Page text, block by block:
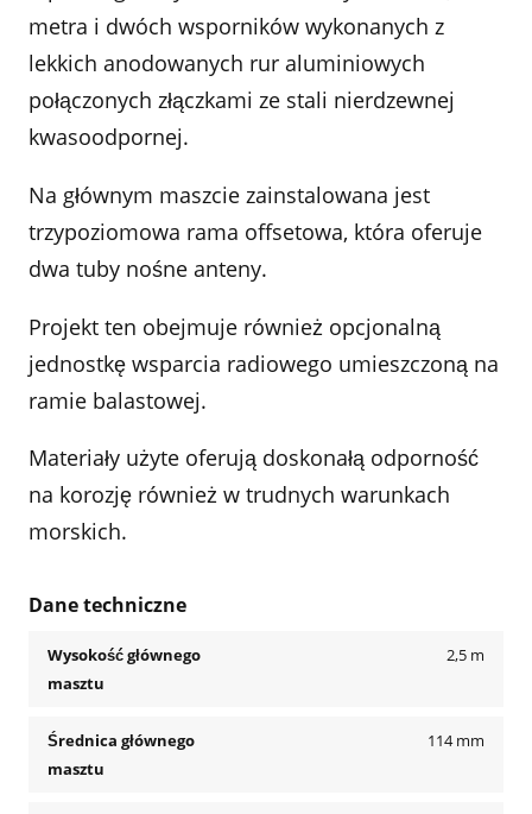
metra i dwóch wsporników wykonanych z
lekkich anodowanych rur aluminiowych
połączonych złączkami ze stali nierdzewnej
kwasoodpornej.
Na głównym maszcie zainstalowana jest
trzypoziomowa rama offsetowa, która oferuje
dwa tuby nośne anteny.
Projekt ten obejmuje również opcjonalną
jednostkę wsparcia radiowego umieszczoną na
ramie balastowej.
Materiały użyte oferują doskonałą odporność
na korozję również w trudnych warunkach
morskich.
Dane techniczne
Wysokość głównego
masztu
2,5 m
Średnica głównego
masztu
114 mm